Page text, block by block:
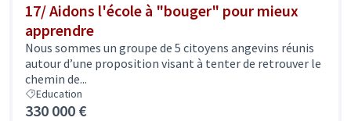
17/ Aidons l'école à "bouger" pour mieux
apprendre
Nous sommes un groupe de 5 citoyens angevins réunis
autour d’une proposition visant à tenter de retrouver le
chemin de...
Education
330 000 €